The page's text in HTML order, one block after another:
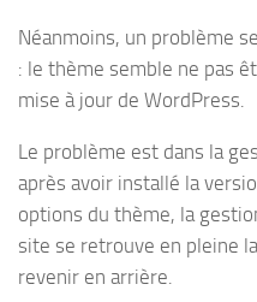
Néanmoins, un problème
: le thème semble ne pas
mise à jour de WordPress.
Le problème est dans la
après avoir installé la
options du thème, la
site se retrouve en pleine
revenir en arrière.